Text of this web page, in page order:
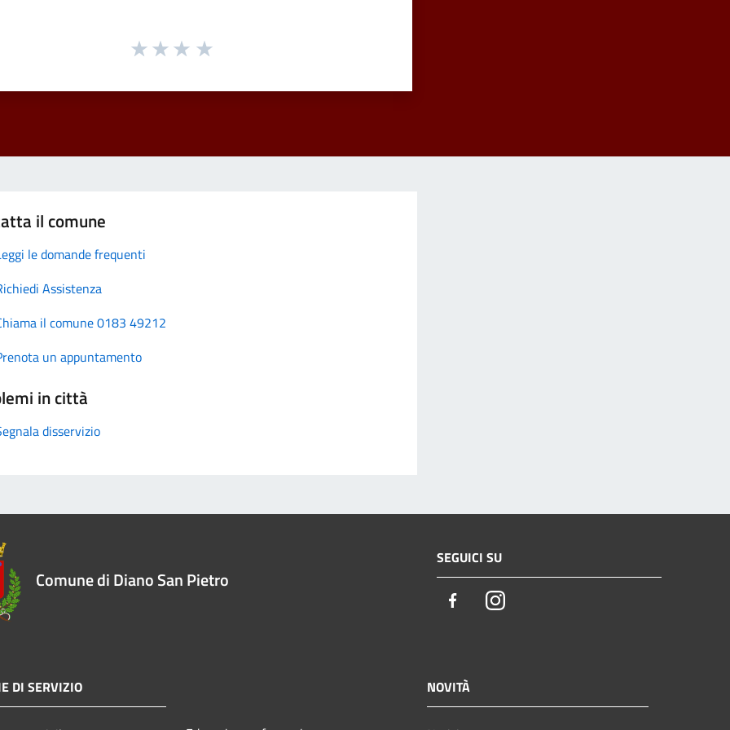
il comune
le domande frequenti
Assistenza
il comune 0183 49212
un appuntamento
in città
disservizio
Comune di Diano San Pietro
SEGUICI SU
FacebookInstagram
DI SERVIZIO NOVITÀ